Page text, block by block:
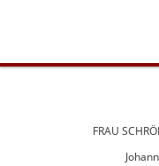
FRAU